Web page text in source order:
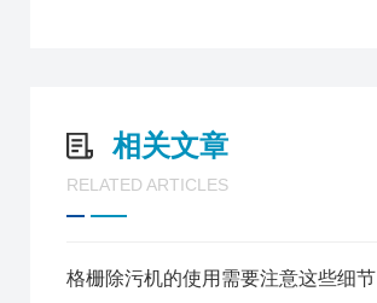
相关文章
RELATED ARTICLES
格栅除污机的使用需要注意这些细节